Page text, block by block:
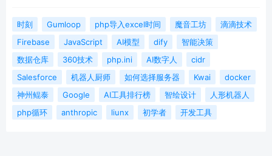
时刻 Gumloop php导入excel时间 魔音工坊
滴滴技术
Firebase
JavaScript AI模型 dify
智能决策
数据仓库
360技术 php.ini AI数字人
cidr
Salesforce
机器人厨师 如何选择服务器 Kwai
docker
神州鲲泰
Google AI工具排行榜 智绘设计
人形机器人
php循环
anthropic liunx 初学者 开发工具